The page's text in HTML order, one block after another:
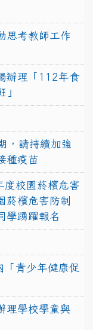
思考教師工作
辦理「112年食
」
，請持續加強
種疫苗
度校園菸檳危害
菸檳危害防制
學踴躍報名
青少年健康促
理學校學童與